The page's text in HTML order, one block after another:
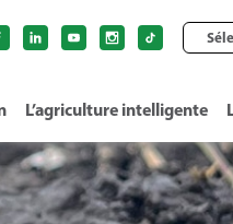
L’agriculture intelligente